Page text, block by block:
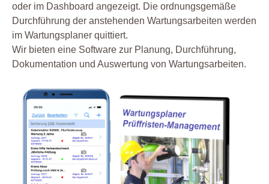
oder im Dashboard angezeigt. Die ordnungsgemäße
Durchführung der anstehenden Wartungsarbeiten werden
im Wartungsplaner quittiert.
Wir bieten eine Software zur Planung, Durchführung,
Dokumentation und Auswertung von Wartungsarbeiten.